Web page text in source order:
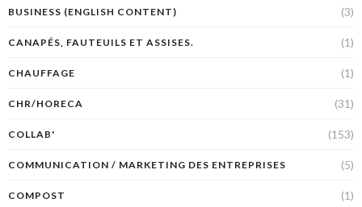
BUSINESS (ENGLISH CONTENT) (3)
CANAPÉS, FAUTEUILS ET ASSISES. (1)
CHAUFFAGE (1)
CHR/HORECA (31)
COLLAB' (153)
COMMUNICATION / MARKETING DES ENTREPRISES (5)
COMPOST (1)